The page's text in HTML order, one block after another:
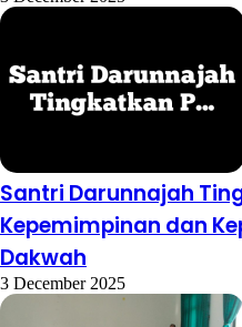
Santri Darunnajah
Kepemimpinan dan
Dakwah
3 December 2025